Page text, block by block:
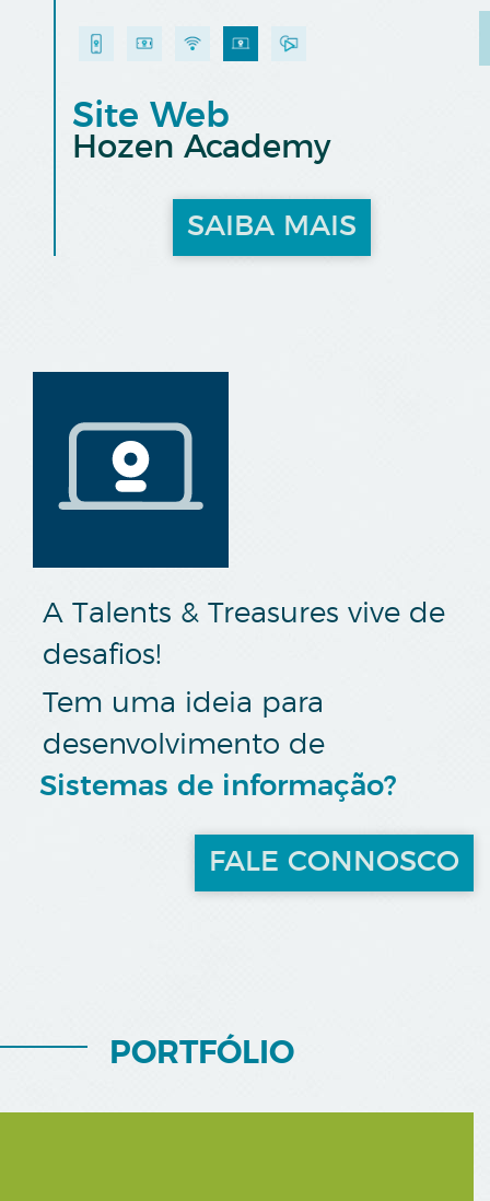
Site Web
Hozen Academy
SAIBA MAIS
A Talents & Treasures vive de
desafios!
Tem uma ideia para
desenvolvimento de
Sistemas de informação?
FALE CONNOSCO
PORTFÓLIO